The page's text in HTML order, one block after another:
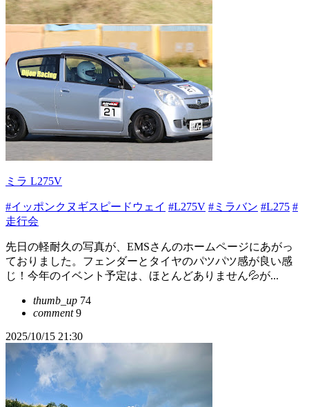
ミラ L275V
#イッポンクヌギスピードウェイ #L275V #ミラバン #L275 #
走行会
先日の軽耐久の写真が、EMSさんのホームページにあがっ
ておりました。フェンダーとタイヤのパツパツ感が良い感
じ！今年のイベント予定は、ほとんどありません💦が...
thumb_up 74
comment9
2025/10/15 21:30